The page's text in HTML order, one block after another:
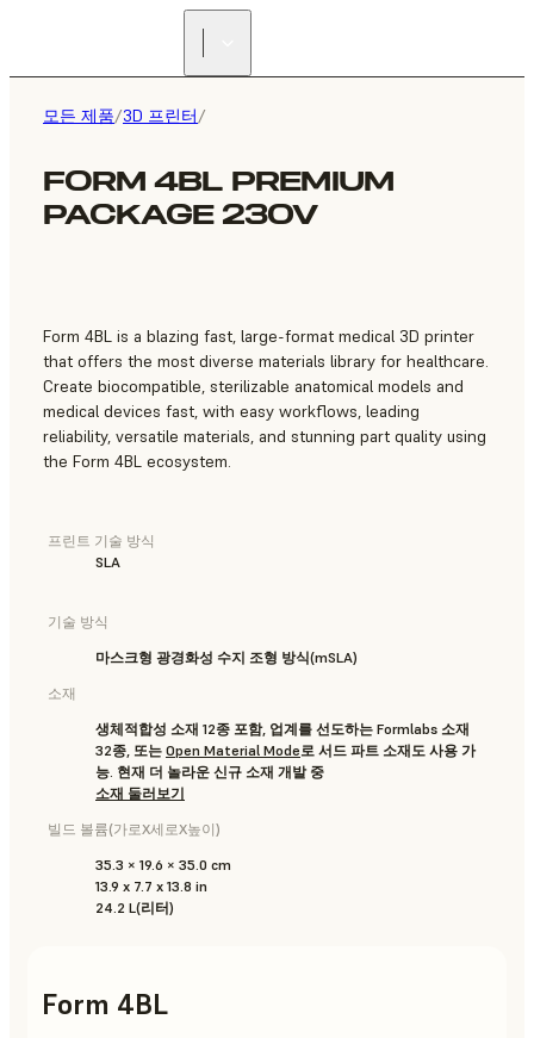
모든 제품/3D 프린터/
FORM 4BL PREMIUM
PACKAGE 230V
Form 4BL is a blazing fast, large-format medical 3D printer
that offers the most diverse materials library for healthcare.
Create biocompatible, sterilizable anatomical models and
medical devices fast, with easy workflows, leading
reliability, versatile materials, and stunning part quality using
the Form 4BL ecosystem.
프린트 기술 방식
SLA
기술 방식
마스크형 광경화성 수지 조형 방식(mSLA)
소재
생체적합성 소재 12종 포함, 업계를 선도하는 Formlabs 소재
32종, 또는 Open Material Mode로 서드 파트 소재도 사용 가
능. 현재 더 놀라운 신규 소재 개발 중
소재 둘러보기
빌드 볼륨(가로X세로X높이)
35.3 × 19.6 × 35.0 cm
13.9 x 7.7 x 13.8 in
24.2 L(리터)
Form 4BL